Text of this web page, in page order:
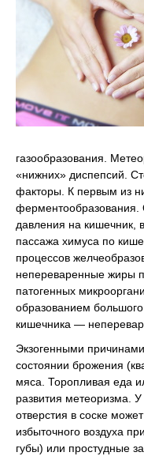
газообразования.
«нижних» диспепсий.
факторы. К первым из
ферментообразования.
давления на кишечник,
пассажа химуса по
процессов
непереваренные жиры
патогенных
образованием
кишечника —
Экзогенными
состоянии брожения
мяса. Торопливая еда
развития метеоризма.
отверстия в соске
избыточного воздуха
губы) или простудные